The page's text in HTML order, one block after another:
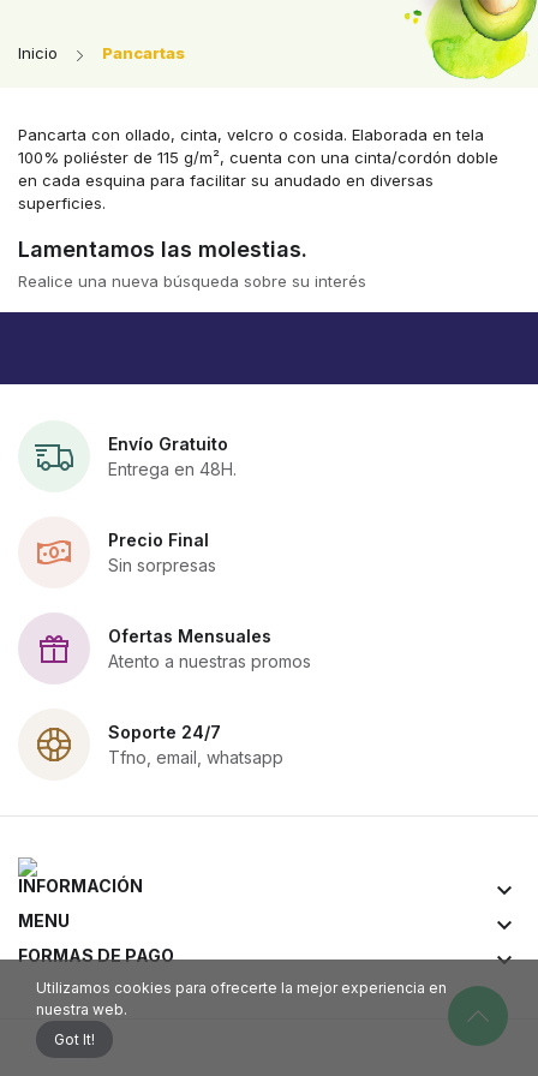
Inicio Pancartas
Pancarta con ollado, cinta, velcro o cosida. Elaborada en tela
100% poliéster de 115 g/m², cuenta con una cinta/cordón doble
en cada esquina para facilitar su anudado en diversas
superficies.
Lamentamos las molestias.
Realice una nueva búsqueda sobre su interés
Envío Gratuito
Entrega en 48H.
Precio Final
Sin sorpresas
Ofertas Mensuales
Atento a nuestras promos
Soporte 24/7
Tfno, email, whatsapp
INFORMACIÓN keyboard_arrow_down
MENU keyboard_arrow_down
FORMAS DE PAGO keyboard_arrow_down
Utilizamos cookies para ofrecerte la mejor experiencia en
nuestra web.
Got It!